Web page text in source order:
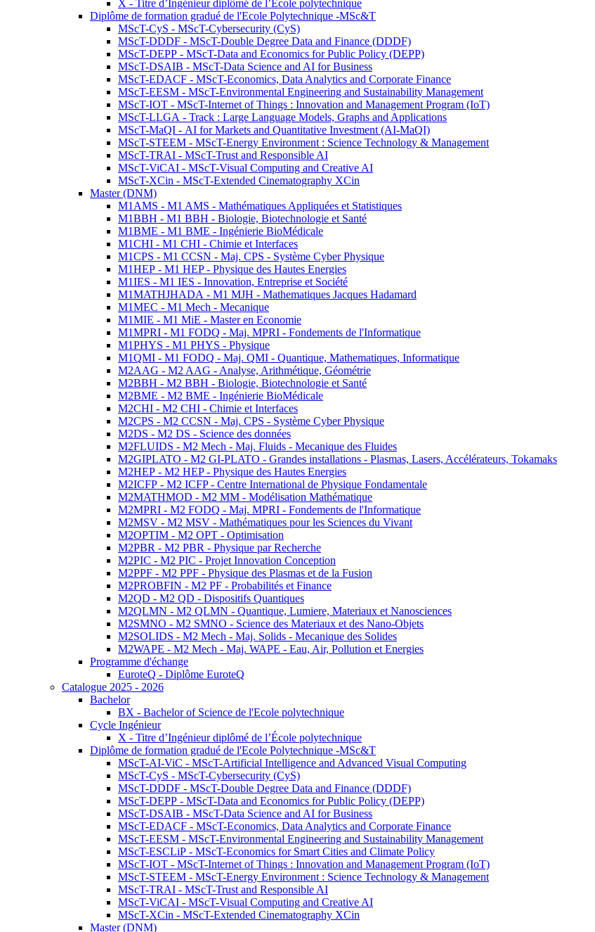
X - Titre d’Ingénieur diplômé de l’École polytechnique
Diplôme de formation gradué de l'Ecole Polytechnique -MSc&T
MScT-CyS - MScT-Cybersecurity (CyS)
MScT-DDDF - MScT-Double Degree Data and Finance (DDDF)
MScT-DEPP - MScT-Data and Economics for Public Policy (DEPP)
MScT-DSAIB - MScT-Data Science and AI for Business
MScT-EDACF - MScT-Economics, Data Analytics and Corporate Finance
MScT-EESM - MScT-Environmental Engineering and Sustainability Management
MScT-IOT - MScT-Internet of Things : Innovation and Management Program (IoT)
MScT-LLGA - Track : Large Language Models, Graphs and Applications
MScT-MaQI - AI for Markets and Quantitative Investment (AI-MaQI)
MScT-STEEM - MScT-Energy Environment : Science Technology & Management
MScT-TRAI - MScT-Trust and Responsible AI
MScT-ViCAI - MScT-Visual Computing and Creative AI
MScT-XCin - MScT-Extended Cinematography XCin
Master (DNM)
M1AMS - M1 AMS - Mathématiques Appliquées et Statistiques
M1BBH - M1 BBH - Biologie, Biotechnologie et Santé
M1BME - M1 BME - Ingénierie BioMédicale
M1CHI - M1 CHI - Chimie et Interfaces
M1CPS - M1 CCSN - Maj. CPS - Système Cyber Physique
M1HEP - M1 HEP - Physique des Hautes Energies
M1IES - M1 IES - Innovation, Entreprise et Société
M1MATHJHADA - M1 MJH - Mathematiques Jacques Hadamard
M1MEC - M1 Mech - Mecanique
M1MIE - M1 MiE - Master en Economie
M1MPRI - M1 FODQ - Maj. MPRI - Fondements de l'Informatique
M1PHYS - M1 PHYS - Physique
M1QMI - M1 FODQ - Maj. QMI - Quantique, Mathematiques, Informatique
M2AAG - M2 AAG - Analyse, Arithmétique, Géométrie
M2BBH - M2 BBH - Biologie, Biotechnologie et Santé
M2BME - M2 BME - Ingénierie BioMédicale
M2CHI - M2 CHI - Chimie et Interfaces
M2CPS - M2 CCSN - Maj. CPS - Système Cyber Physique
M2DS - M2 DS - Science des données
M2FLUIDS - M2 Mech - Maj. Fluids - Mecanique des Fluides
M2GIPLATO - M2 GI-PLATO - Grandes installations - Plasmas, Lasers, Accélérateurs, Tokamaks
M2HEP - M2 HEP - Physique des Hautes Energies
M2ICFP - M2 ICFP - Centre International de Physique Fondamentale
M2MATHMOD - M2 MM - Modélisation Mathématique
M2MPRI - M2 FODQ - Maj. MPRI - Fondements de l'Informatique
M2MSV - M2 MSV - Mathématiques pour les Sciences du Vivant
M2OPTIM - M2 OPT - Optimisation
M2PBR - M2 PBR - Physique par Recherche
M2PIC - M2 PIC - Projet Innovation Conception
M2PPF - M2 PPF - Physique des Plasmas et de la Fusion
M2PROBFIN - M2 PF - Probabilités et Finance
M2QD - M2 QD - Dispositifs Quantiques
M2QLMN - M2 QLMN - Quantique, Lumiere, Materiaux et Nanosciences
M2SMNO - M2 SMNO - Science des Materiaux et des Nano-Objets
M2SOLIDS - M2 Mech - Maj. Solids - Mecanique des Solides
M2WAPE - M2 Mech - Maj. WAPE - Eau, Air, Pollution et Energies
Programme d'échange
EuroteQ - Diplôme EuroteQ
Catalogue 2025 - 2026
Bachelor
BX - Bachelor of Science de l'Ecole polytechnique
Cycle Ingénieur
X - Titre d’Ingénieur diplômé de l’École polytechnique
Diplôme de formation gradué de l'Ecole Polytechnique -MSc&T
MScT-AI-ViC - MScT-Artificial Intelligence and Advanced Visual Computing
MScT-CyS - MScT-Cybersecurity (CyS)
MScT-DDDF - MScT-Double Degree Data and Finance (DDDF)
MScT-DEPP - MScT-Data and Economics for Public Policy (DEPP)
MScT-DSAIB - MScT-Data Science and AI for Business
MScT-EDACF - MScT-Economics, Data Analytics and Corporate Finance
MScT-EESM - MScT-Environmental Engineering and Sustainability Management
MScT-ESCLiP - MScT-Economics for Smart Cities and Climate Policy
MScT-IOT - MScT-Internet of Things : Innovation and Management Program (IoT)
MScT-STEEM - MScT-Energy Environment : Science Technology & Management
MScT-TRAI - MScT-Trust and Responsible AI
MScT-ViCAI - MScT-Visual Computing and Creative AI
MScT-XCin - MScT-Extended Cinematography XCin
Master (DNM)